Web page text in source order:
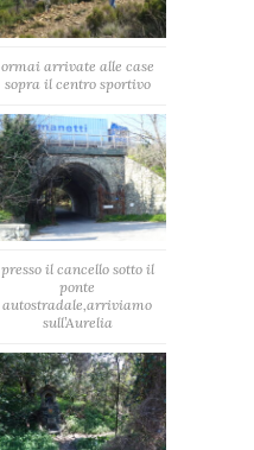
ormai arrivate alle case
sopra il centro sportivo
presso il cancello sotto il
ponte
autostradale,arriviamo
sull’Aurelia